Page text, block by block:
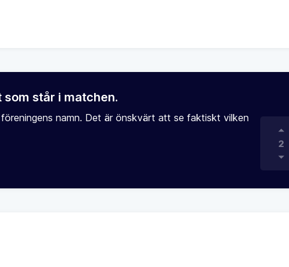
står i matchen.
namn. Det är önskvärt att se faktiskt vilken
2